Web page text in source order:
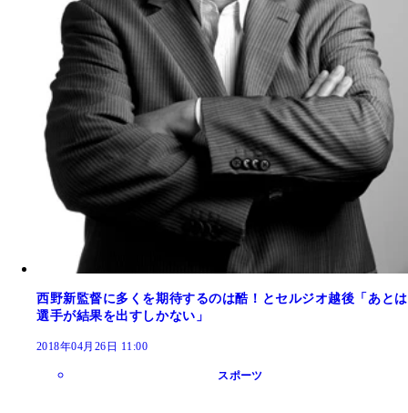
西野新監督に多くを期待するのは酷！とセルジオ越後「あとは
選手が結果を出すしかない」
2018年04月26日 11:00
スポーツ